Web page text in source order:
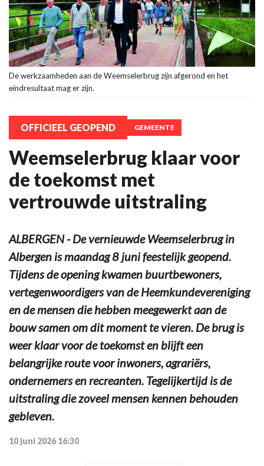
De werkzaamheden aan de Weemselerbrug zijn afgerond en het
eindresultaat mag er zijn.
OFFICIEEL GEOPEND GEMEENTE
Weemselerbrug klaar voor
de toekomst met
vertrouwde uitstraling
ALBERGEN - De vernieuwde Weemselerbrug in
Albergen is maandag 8 juni feestelijk geopend.
Tijdens de opening kwamen buurtbewoners,
vertegenwoordigers van de Heemkundevereniging
en de mensen die hebben meegewerkt aan de
bouw samen om dit moment te vieren. De brug is
weer klaar voor de toekomst en blijft een
belangrijke route voor inwoners, agrariërs,
ondernemers en recreanten. Tegelijkertijd is de
uitstraling die zoveel mensen kennen behouden
gebleven.
10 juni 2026 16:30